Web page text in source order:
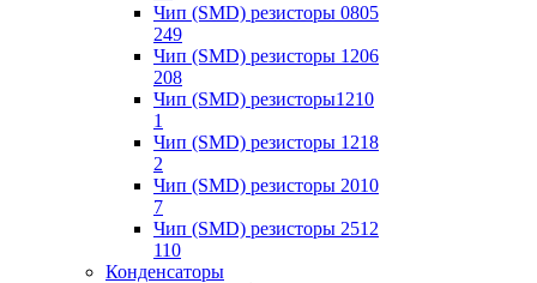
Чип (SMD) резисторы 0805
249
Чип (SMD) резисторы 1206
208
Чип (SMD) резисторы1210
1
Чип (SMD) резисторы 1218
2
Чип (SMD) резисторы 2010
7
Чип (SMD) резисторы 2512
110
Конденсаторы